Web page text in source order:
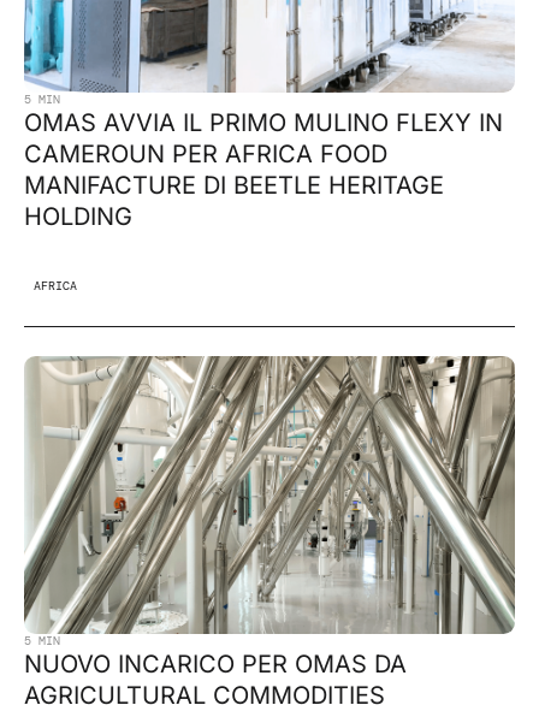
5 MIN
OMAS AVVIA IL PRIMO MULINO FLEXY IN
CAMEROUN PER AFRICA FOOD
MANIFACTURE DI BEETLE HERITAGE
HOLDING
AFRICA
5 MIN
NUOVO INCARICO PER OMAS DA
AGRICULTURAL COMMODITIES